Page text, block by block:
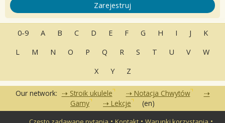
Zarejestruj
0-9 A B C D E F G H I J
K
L
M N O P Q R S T U V
W
X
Y Z
Our network: Stroik ukulele
Notacja Chwytów
Gamy
Lekcje (en)